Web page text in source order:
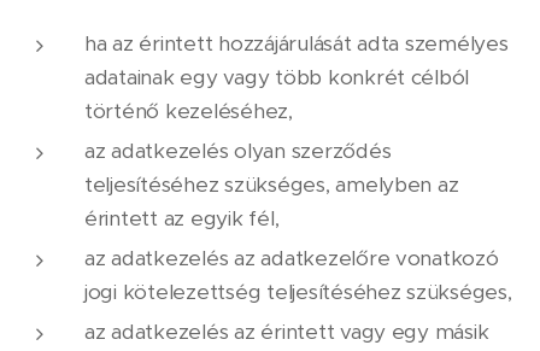
ha az érintett hozzájárulását adta személyes
adatainak egy vagy több konkrét célból
történő kezeléséhez,
az adatkezelés olyan szerződés
teljesítéséhez szükséges, amelyben az
érintett az egyik fél,
az adatkezelés az adatkezelőre vonatkozó
jogi kötelezettség teljesítéséhez szükséges,
az adatkezelés az érintett vagy egy másik